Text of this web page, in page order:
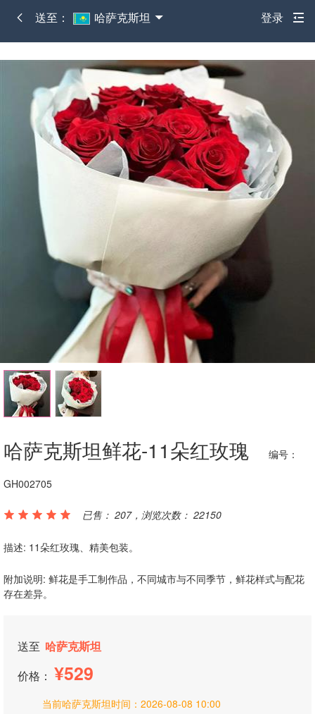
送至： 哈萨克斯坦 登录
哈萨克斯坦鲜花-11朵红玫瑰 编号：
GH002705
已售： 207，浏览次数： 22150
描述: 11朵红玫瑰、精美包装。
附加说明: 鲜花是手工制作品，不同城市与不同季节，鲜花样式与配花
存在差异。
送至 哈萨克斯坦
价格：
529
当前哈萨克斯坦时间： 2026-08-08 10:00